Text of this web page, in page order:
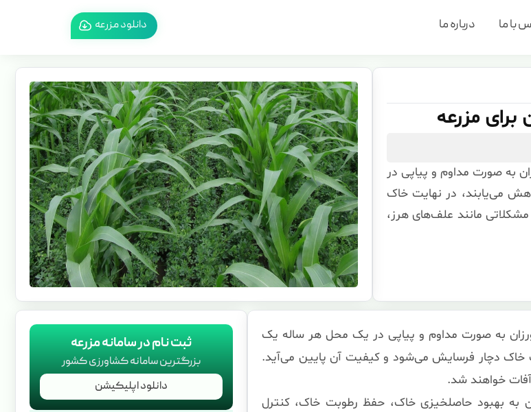
با ما درباره ما دانلود مزرعه
مزرعه
به صورت مداوم و پیاپی در
می‌یابند، در نهایت خاک
مانند علف‌های هرز،
ثبت نام در سامانه مزرعه
بزرگترین سامانه کشاورزی کشور
دانلود اپلیکیشن
به صورت مداوم و پیاپی در یک محل هر ساله یک
خاک دچار فرسایش می‌شود و کیفیت آن پایین می‌آید.
خواهند شد.
به بهبود حاصلخیزی خاک، حفظ رطوبت خاک، کنترل